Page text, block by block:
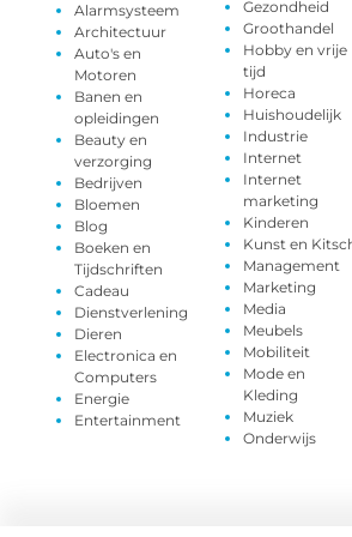
Alarmsysteem
Architectuur
Auto's en
Motoren
Banen en
opleidingen
Beauty en
verzorging
Bedrijven
Bloemen
Blog
Boeken en
Tijdschriften
Cadeau
Dienstverlening
Dieren
Electronica en
Computers
Energie
Entertainment
Gezondheid
Groothandel
Hobby en vrije
tijd
Horeca
Huishoudelijk
Industrie
Internet
Internet
marketing
Kinderen
Kunst en
Management
Marketing
Media
Meubels
Mobiliteit
Mode en
Kleding
Muziek
Onderwijs